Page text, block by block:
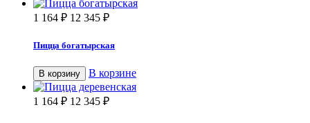
1 164 ₽ 12 345 ₽
Пицца богатырская
В корзину В корзине
1 164 ₽ 12 345 ₽